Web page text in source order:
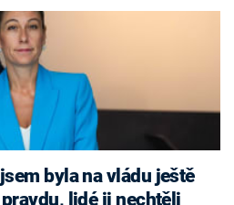
byla na vládu ještě
lidé ji nechtěli